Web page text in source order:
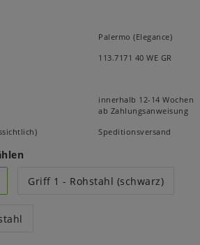
Palermo (Elegance)
113.7171 40 WE GR
innerhalb 12-14 Wochen
ab Zahlungsanweisung
Speditionsversand
Griff 1 - Rohstahl (schwarz)